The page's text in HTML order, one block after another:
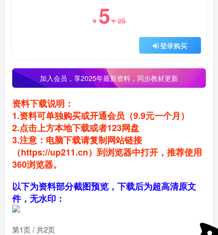
￥ 5￥25
登录购买
加入会员， 享2025年最新资料，同步教材更新
资料下载说明：
1.资料可单独购买或开通会员（9.9元一个月）
2.点击上方本地下载或者123网盘
3.注意：电脑下载请复制网站链接
（https://up211.cn）到浏览器中打开，推荐使用
360浏览器。
以下为资料部分截图预览，下载后为超高清原文
件，无水印：
第1页 / 共2页